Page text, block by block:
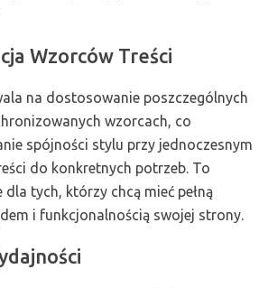
Wzorców Treści
na dostosowanie poszczególnych
wzorcach, co
spójności stylu przy jednoczesnym
do konkretnych potrzeb. To
tych, którzy chcą mieć pełną
i funkcjonalnością swojej strony.